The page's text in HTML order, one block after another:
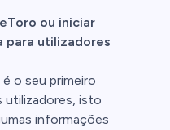
ou iniciar
para utilizadores
o seu primeiro
utilizadores, isto
informações